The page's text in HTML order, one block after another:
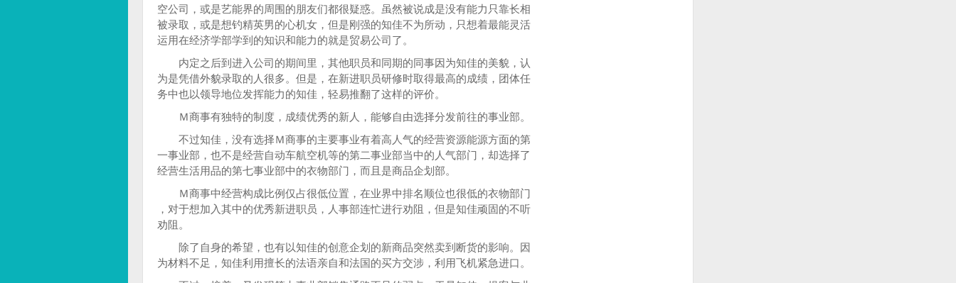
空公司，或是艺能界的周围的朋友们都很疑惑。虽然被说成是没有能力只靠长相
被录取，或是想钓精英男的心机女，但是刚强的知佳不为所动，只想着最能灵活
运用在经济学部学到的知识和能力的就是贸易公司了。
内定之后到进入公司的期间里，其他职员和同期的同事因为知佳的美貌，认
为是凭借外貌录取的人很多。但是，在新进职员研修时取得最高的成绩，团体任
务中也以领导地位发挥能力的知佳，轻易推翻了这样的评价。
Ｍ商事有独特的制度，成绩优秀的新人，能够自由选择分发前往的事业部。
不过知佳，没有选择Ｍ商事的主要事业有着高人气的经营资源能源方面的第
一事业部，也不是经营自动车航空机等的第二事业部当中的人气部门，却选择了
经营生活用品的第七事业部中的衣物部门，而且是商品企划部。
Ｍ商事中经营构成比例仅占很低位置，在业界中排名顺位也很低的衣物部门
，对于想加入其中的优秀新进职员，人事部连忙进行劝阻，但是知佳顽固的不听
劝阻。
除了自身的希望，也有以知佳的创意企划的新商品突然卖到断货的影响。因
为材料不足，知佳利用擅长的法语亲自和法国的买方交涉，利用飞机紧急进口。